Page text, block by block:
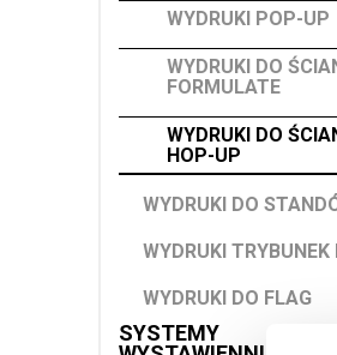
WYDRUKI POP-UP
WYDRUKI DO
FORMULATE
WYDRUKI DO
HOP-UP
WYDRUKI DO
WYDRUKI TRYBUNEK
WYDRUKI DO FLAG
SYSTEMY